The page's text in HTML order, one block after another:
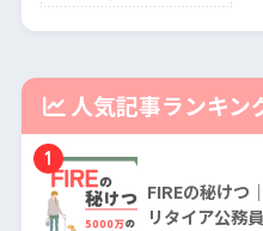
人気記事ランキン
1
FIREの秘けつ
リタイア公務